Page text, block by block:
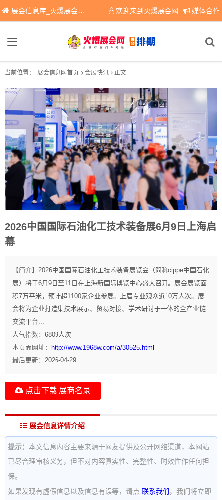
展会信息库_火爆展会网免费展会信息查询平台，提供专业会展服务！ 欢迎来到火爆展会网 媒体合作
当前位置： 展会信息网首页 会展快讯 正文
2026中国国际石油化工技术装备展6月9日上海启
幕
【简介】 2026中国国际石油化工技术装备展览会（简称cippe中国石化
展）将于6月9日至11日在上海新国际博览中心盛大召开。展会展览面
积7万平米，预计超1100家企业参展。上届专业观众近10万人次。展
会将为企业打造集技术展示、贸易对接、学术研讨于一体的全产业链
交流平台...
人气指数： 6809人次
本页面网址：
http://www.1968w.com/a/30525.html
最后更新： 2026-04-29
点击下载 展商名录
展会信息详情介绍
提示： 本文信息内容主要来源于网友提供及公开网络渠道，本网站
已尽合理审核义务，但不对内容真实性、完整性、时效性作任何担
保。
如果发现有虚假信息以及信息有误等，请点 联系我们 ，我们将立即